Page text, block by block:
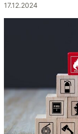
17.12.2024